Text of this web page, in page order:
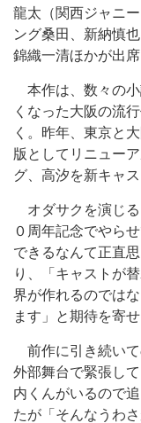
龍太（関西ジャニ
ング桑田、新納慎
錦織一清ほかが出席
本作は、数々の小
くなった大阪の流
く。昨年、東京と
版としてリニュー
グ、高汐を新キャ
オダサクを演じる
０周年記念でやら
できるなんて正直
り、「キャストが
界が作れるのでは
ます」と期待を寄せ
前作に引き続いて
外部舞台で緊張し
内くんがいるので
たが「そんなうわ